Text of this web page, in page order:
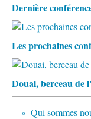
Dernière
Les prochaines
Douai, berceau de
Qui sommes